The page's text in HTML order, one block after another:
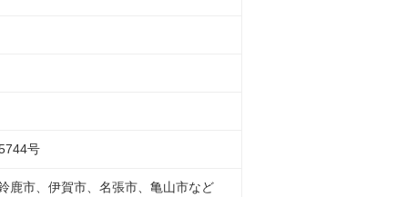
号
鹿市、伊賀市、名張市、亀山市など